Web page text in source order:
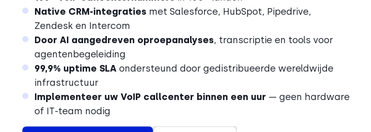
Native CRM-integraties met Salesforce, HubSpot, Pipedrive,
Zendesk en Intercom
Door AI aangedreven oproepanalyses, transcriptie en tools voor
agentenbegeleiding
99,9% uptime SLA ondersteund door gedistribueerde wereldwijde
infrastructuur
Implementeer uw VoIP callcenter binnen een uur — geen hardware
of IT-team nodig